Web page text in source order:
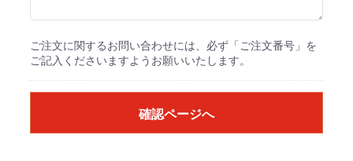
ご注文に関するお問い合わせには、必ず「ご注文番号」を
ご記入くださいますようお願いいたします。
確認ページへ